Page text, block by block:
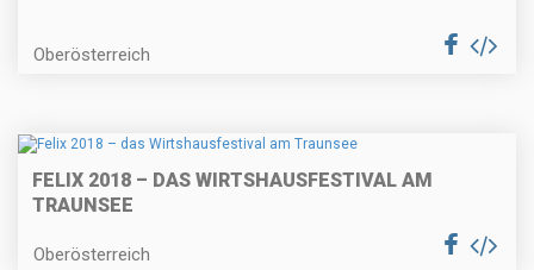
Oberösterreich
FELIX 2018 – DAS WIRTSHAUSFESTIVAL AM
TRAUNSEE
Oberösterreich